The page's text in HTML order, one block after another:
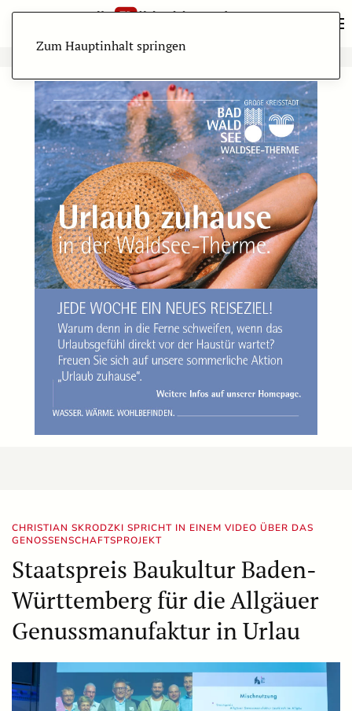
Zum Hauptinhalt springen
CHRISTIAN SKRODZKI SPRICHT IN EINEM VIDEO ÜBER DAS
GENOSSENSCHAFTSPROJEKT
Staatspreis Baukultur Baden-
Württemberg für die Allgäuer
Genussmanufaktur in Urlau